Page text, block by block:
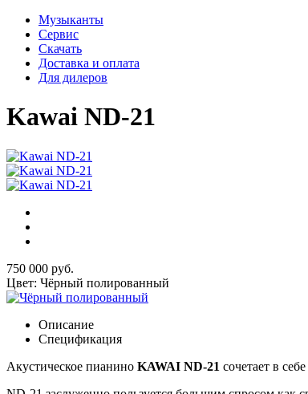
Музыканты
Сервис
Скачать
Доставка и оплата
Для дилеров
Kawai ND-21
750 000 руб.
Цвет: Чёрный полированный
Описание
Спецификация
Акустическое пианино KAWAI ND-21 сочетает в